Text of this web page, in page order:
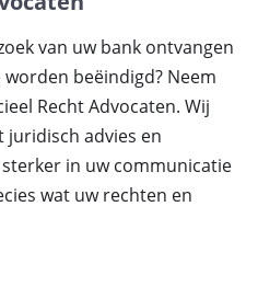
van uw bank ontvangen
beëindigd? Neem
Recht Advocaten. Wij
juridisch advies en
in uw communicatie
wat uw rechten en